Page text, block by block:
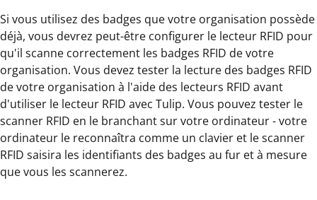
Si vous utilisez des badges que votre organisation possède
déjà, vous devrez peut-être configurer le lecteur RFID pour
qu'il scanne correctement les badges RFID de votre
organisation. Vous devez tester la lecture des badges RFID
de votre organisation à l'aide des lecteurs RFID avant
d'utiliser le lecteur RFID avec Tulip. Vous pouvez tester le
scanner RFID en le branchant sur votre ordinateur - votre
ordinateur le reconnaîtra comme un clavier et le scanner
RFID saisira les identifiants des badges au fur et à mesure
que vous les scannerez.